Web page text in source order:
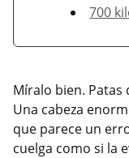
700
Míralo bien. Patas
Una cabeza
que parece un
cuelga como si la